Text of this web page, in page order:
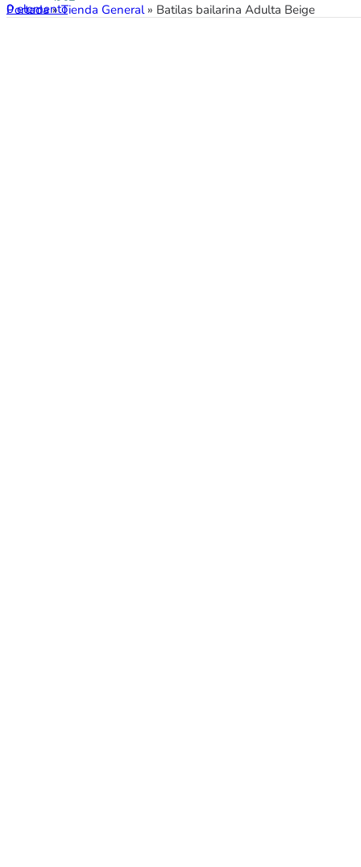
0elemento
Portada»Tienda General» Batilas bailarina Adulta Beige